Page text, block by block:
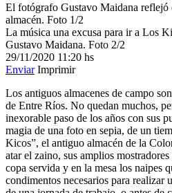
El fotógrafo Gustavo Maidana reflejó
almacén. Foto 1/2
La música una excusa para ir a Los
Gustavo Maidana. Foto 2/2
29/11/2020 11:20 hs
Enviar Imprimir
Los antiguos almacenes de campo
de Entre Ríos. No quedan muchos,
inexorable paso de los años con sus
magia de una foto en sepia, de un
Kicos”, el antiguo almacén de la
atar el zaino, sus amplios
copa servida y en la mesa los naipes
condimentos necesarios para realizar